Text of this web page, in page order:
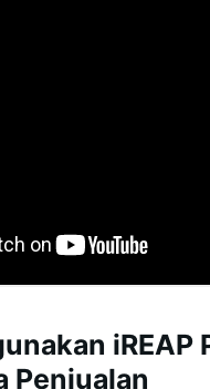
iREAP
Penjualan